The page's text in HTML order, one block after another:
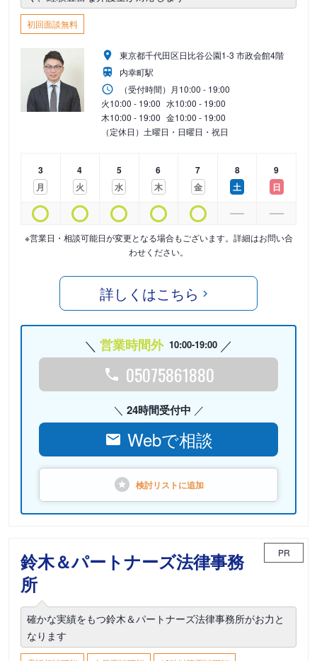
初回面談無料
東京都千代田区日比谷公園1-3 市政会館4階
内幸町駅
（受付時間） 月10:00 - 19:00
火10:00 - 19:00 水10:00 - 19:00
木10:00 - 19:00 金10:00 - 19:00
（定休日）土曜日・日曜日・祝日
3
月
4
火
5
水
6
木
7
金
8
土
9
日
※営業日・相談可能日が変更となる場合もございます。詳細はお問い合
わせください。
詳しくはこちら
営業時間外 10:00-19:00
05075861880
24時間受付中
Webで相談
検討リストに追加
鈴木＆パートナーズ法律事務
所
PR
確かな実績をもつ鈴木＆パートナーズ法律事務所がお力と
なります